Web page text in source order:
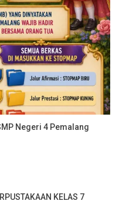
Negeri 4 Pemalang
KELAS 7